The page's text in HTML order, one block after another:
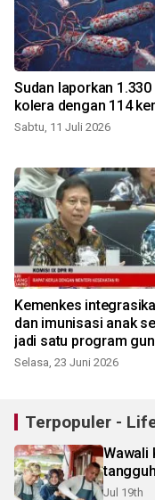
Sudan laporkan
kolera dengan 114
Sabtu, 11 Juli 2026
Kemenkes
dan imunisasi anak
jadi satu program
perluas cakupan
Selasa, 23 Juni 2026
Terpopuler -
Wawali
Jul 19th